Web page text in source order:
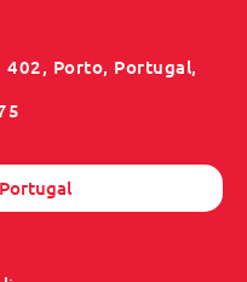
402, Porto, Portugal,